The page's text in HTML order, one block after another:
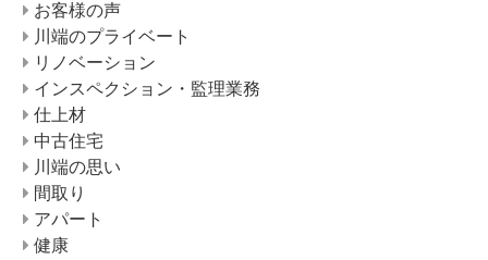
お客様の声
川端のプライベート
リノベーション
インスペクション・監理業務
仕上材
中古住宅
川端の思い
間取り
アパート
健康